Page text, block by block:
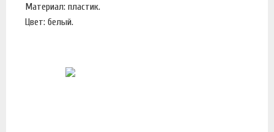
Материал: пластик.
Цвет: белый.